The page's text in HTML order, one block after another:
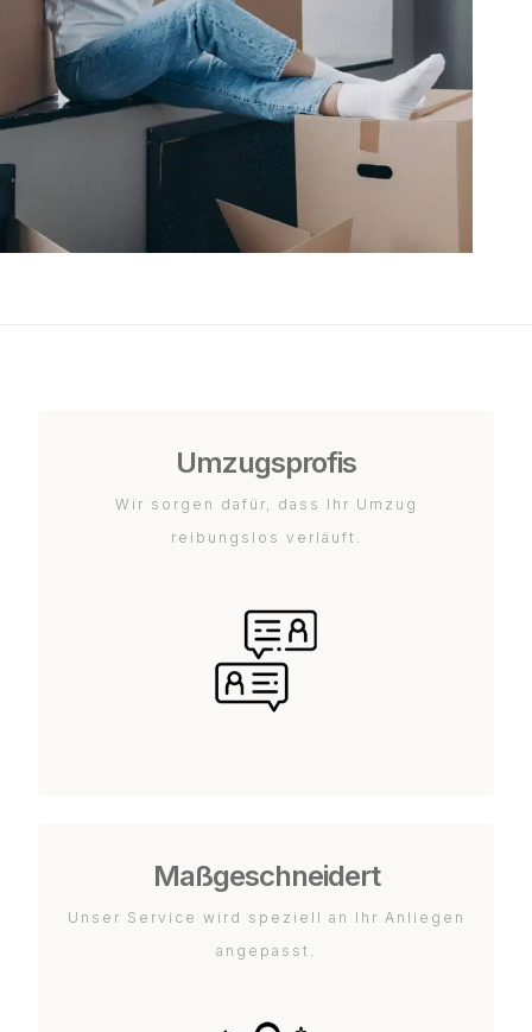
Umzugsprofis
Wir sorgen dafür, dass Ihr Umzug
reibungslos verläuft.
Maßgeschneidert
Unser Service wird speziell an Ihr Anliegen
angepasst.